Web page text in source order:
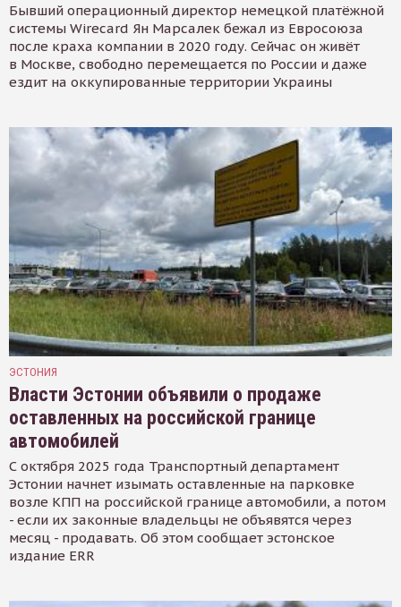
Бывший операционный директор немецкой платёжной
системы Wirecard Ян Марсалек бежал из Евросоюза
после краха компании в 2020 году. Сейчас он живёт
в Москве, свободно перемещается по России и даже
ездит на оккупированные территории Украины
ЭСТОНИЯ
Власти Эстонии объявили о продаже
оставленных на российской границе
автомобилей
С октября 2025 года Транспортный департамент
Эстонии начнет изымать оставленные на парковке
возле КПП на российской границе автомобили, а потом
- если их законные владельцы не объявятся через
месяц - продавать. Об этом сообщает эстонское
издание ERR